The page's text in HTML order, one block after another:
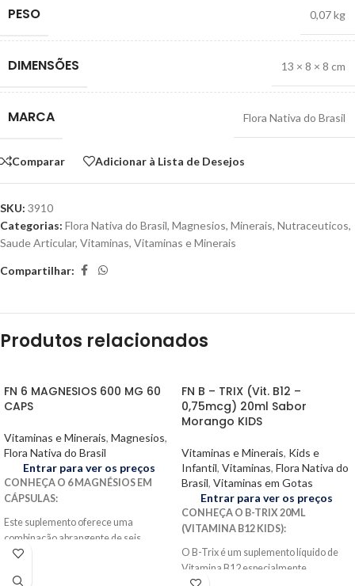
PESO 0,07 kg
DIMENSÕES 13 × 8 × 8 cm
MARCA Flora Nativa do Brasil
Comparar Adicionar à Lista de Desejos
SKU: 3910
Categorias: Flora Nativa do Brasil, Magnesios, Minerais, Nutraceuticos,
Saude Articular, Vitaminas, Vitaminas e Minerais
Compartilhar:
Produtos relacionados
FN 6 MAGNESIOS 600 MG 60
CAPS
Vitaminas e Minerais, Magnesios,
Flora Nativa do Brasil
Entrar para ver os preços
CONHEÇA O 6 MAGNÉSIOS EM
CÁPSULAS:
Este suplemento oferece uma
combinação abrangente de seis
formas de magnésio para apoiar uma
FN B – TRIX (Vit. B12 –
0,75mcg) 20ml Sabor
Morango KIDS
Vitaminas e Minerais, Kids e
Infantil, Vitaminas, Flora Nativa do
Brasil, Vitaminas em Gotas
Entrar para ver os preços
CONHEÇA O B-TRIX 20ML
(VITAMINA B12 KIDS):
O B-Trix é um suplemento líquido de
Vitamina B12 especialmente